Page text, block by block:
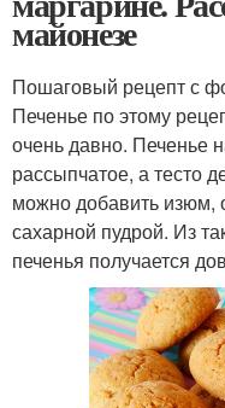
майонезе
Пошаговый рецепт с
Печенье по этому
очень давно. Печенье
рассыпчатое, а тесто
можно добавить изюм,
сахарной пудрой. Из
печенья получается